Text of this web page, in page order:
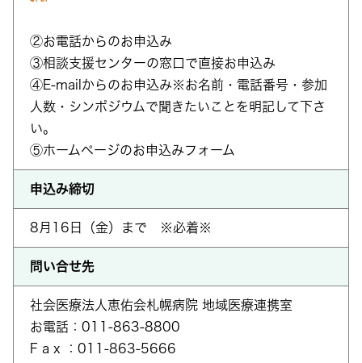
②お電話からのお申込み
③相談支援センターの窓口で直接お申込み
④E-mailからのお申込み※お名前・電話番号・参加
人数・シンポジウムで聞きたいことを明記して下さ
い。
⑤ホームページのお申込みフォーム
申込み締切
8月16日（金）まで ※必着※
問い合せ先
社会医療法人恵佑会札幌病院 地域医療連携室
お電話：011-863-8800
F a x ：011-863-5666